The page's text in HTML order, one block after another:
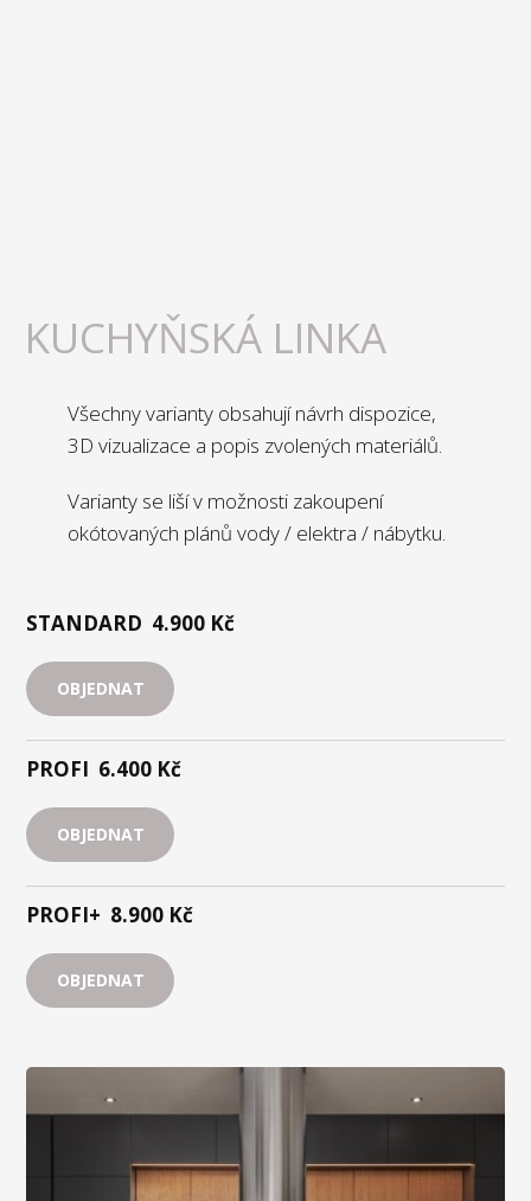
KUCHYŇSKÁ LINKA
Všechny varianty obsahují návrh dispozice,
3D vizualizace a popis zvolených materiálů.
Varianty se liší v možnosti zakoupení
okótovaných plánů vody / elektra / nábytku.
STANDARD 4.900 Kč
OBJEDNAT
PROFI 6.400 Kč
OBJEDNAT
PROFI+ 8.900 Kč
OBJEDNAT